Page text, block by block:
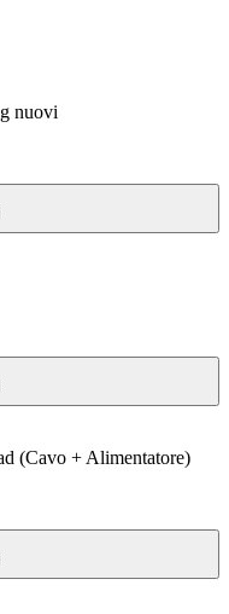
nuovi
(Cavo + Alimentatore)